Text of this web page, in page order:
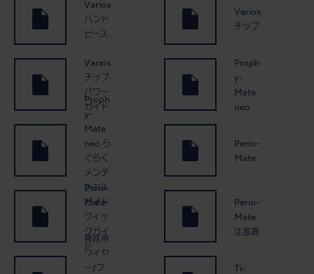
Varios
ハンド
ピース
Varios
チップ
Varios
チップ
パワー
ガイド
Proph
y-
Mate
neo
Proph
y-
Mate
neo ら
くらく
メンテ
ナンス
ガイド
Perio-
Mate
Perio-
Mate
クイッ
クガイ
ド
Perio-
Mate
注意書
掃除用
ワイヤ
ー/フ
Ti-